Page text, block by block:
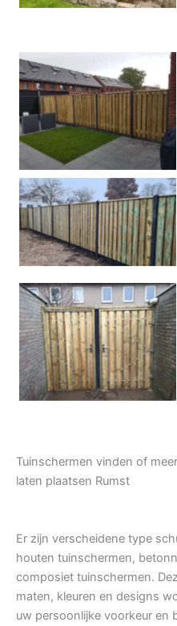
Betonpalen schutting
Hout beton schuttingen
Tuindeur grenen
Tuinschermen vinden of
laten plaatsen Rumst
Er zijn verscheidene type
houten tuinschermen,
composiet tuinschermen.
maten, kleuren en designs
uw persoonlijke voorkeur en